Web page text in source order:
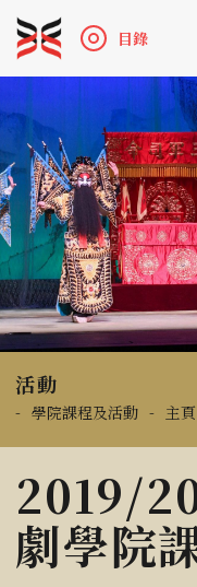
目錄
活動
- 學院課程及活動 - 主頁
2019/
劇學院